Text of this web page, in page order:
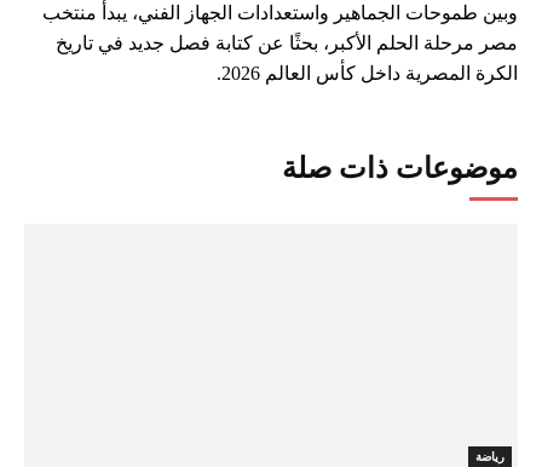
وبين طموحات الجماهير واستعدادات الجهاز الفني، يبدأ منتخب
مصر مرحلة الحلم الأكبر، بحثًا عن كتابة فصل جديد في تاريخ
الكرة المصرية داخل كأس العالم 2026.
موضوعات ذات صلة
رياضة